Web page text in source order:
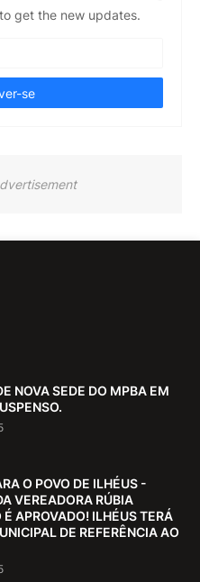
get the new updates.
NOVA SEDE DO MPBA EM
O POVO DE ILHÉUS -
VEREADORA RÚBIA
APROVADO! ILHÉUS TERÁ
DE REFERÊNCIA AO